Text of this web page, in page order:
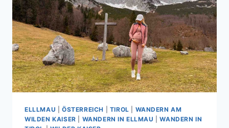
ELLLMAU ÖSTERREICH TIROL
WANDERN AM
WILDEN KAISER
WANDERN IN ELLMAU |WANDERN IN